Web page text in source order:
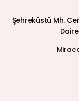
Şehreküstü Mh.